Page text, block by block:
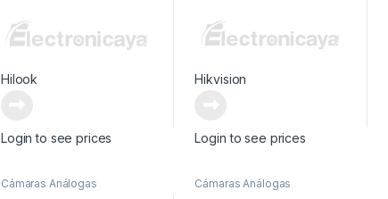
Hilook
Login to see prices
Hikvision
Login to see prices
Cámaras Análogas Cámaras Análogas